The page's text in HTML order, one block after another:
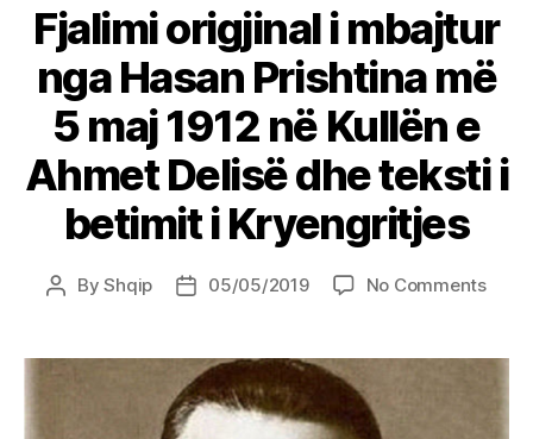
Fjalimi origjinal i mbajtur
nga Hasan Prishtina më
5 maj 1912 në Kullën e
Ahmet Delisë dhe teksti i
betimit i Kryengritjes
PostByShqip
Post05/05/2019 No Commentson
i